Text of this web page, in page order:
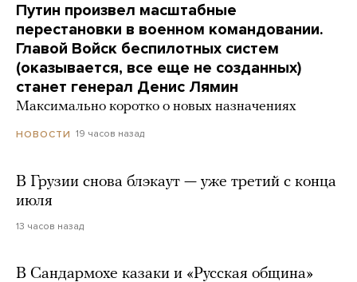
Путин произвел масштабные
перестановки в военном командовании.
Главой Войск беспилотных систем
(оказывается, все еще не созданных)
станет генерал Денис Лямин
Максимально коротко о новых назначениях
НОВОСТИ 19 часов назад
В Грузии снова блэкаут — уже третий с конца
июля
13 часов назад
В Сандармохе казаки и «Русская община»